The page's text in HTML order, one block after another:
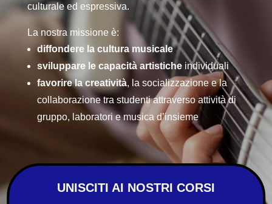
culturale ed espressiva.
La nostra missione è:
diffondere la cultura musicale
sviluppare le capacità artisticheindividuali
favorire la creatività, la socializzazione e la
collaborazione tra studenti attraverso attività di
gruppo, laboratori e musica d’insieme
UNISCITI AI NOSTRI CORSI